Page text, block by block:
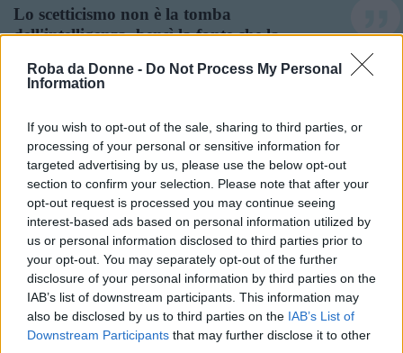
Roba da Donne - Do Not Process My Personal
Information
If you wish to opt-out of the sale, sharing to third parties, or
processing of your personal or sensitive information for
targeted advertising by us, please use the below opt-out
section to confirm your selection. Please note that after your
opt-out request is processed you may continue seeing
interest-based ads based on personal information utilized by
us or personal information disclosed to third parties prior to
your opt-out. You may separately opt-out of the further
disclosure of your personal information by third parties on the
IAB’s list of downstream participants. This information may
also be disclosed by us to third parties on the IAB’s List of
Downstream Participants that may further disclose it to other
Lo scetticismo non è la tomba
dell'intelligenza, bensì la fonte che la
Non è positivo che i team ingaggino
un'agenzia di pubbliche relazioni per dire
che io sono morto e sepolto mentre sono
ancora qui, più vivo che mai. I team
hanno sbagliato a danzare sulla mia
tomba prima che io fossi morto. E ora
tutto il mondo mi chiede di ricandidarmi.
Frasi Sulle Tombe